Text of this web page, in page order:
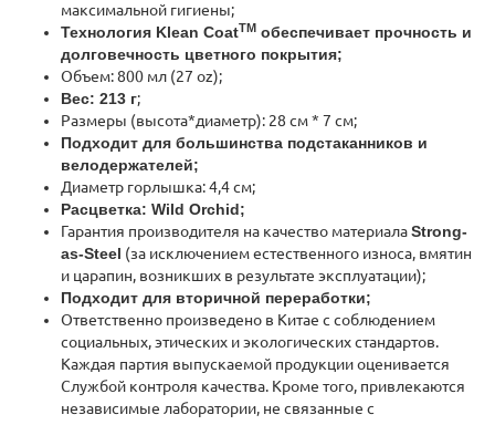
максимальной гигиены;
Технология Klean CoatTM обеспечивает прочность и
долговечность цветного покрытия;
Объем: 800 мл (27 oz);
Вес: 213 г;
Размеры (высота*диаметр): 28 см * 7 см;
Подходит для большинства подстаканников и
велодержателей;
Диаметр горлышка: 4,4 см;
Расцветка: Wild Orchid;
Гарантия производителя на качество материалаStrong-
as-Steel (за исключением естественного износа, вмятин
и царапин, возникших в результате эксплуатации);
Подходит для вторичной переработки;
Ответственно произведено в Китае с соблюдением
социальных, этических и экологических стандартов.
Каждая партия выпускаемой продукции оценивается
Службой контроля качества. Кроме того, привлекаются
независимые лаборатории, не связанные с